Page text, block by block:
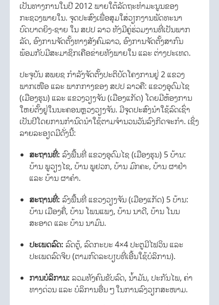
ເປັນທາງການໃນປີ 2012 ພາຍໃຕ້ລັດຖະທຳມະນູນຂອງ
ກະຊວງພາຍໃນ. ຈຸດປະສົງເພື່ອສຸມໃສ່ວຽກງານພັດທະນາ
ບົດບາດຍິງ-ຊາຍ ໃນ ສປປ ລາວ ທັງມີຄູ່ຮ່ວມງານທີ່ເປັນພາກ
ລັດ, ອົງການຈັດຕັ້ງທາງສັງຄົມລາວ, ອົງການຈັດຕັ້ງສາກົນ
ພ້ອມກັບມີສະມາຊິກເຄືອຂ່າຍທັງພາຍໃນ ແລະ ຕ່າງປະເທດ.
ປະຈຸບັນ ສພຍຊ ກຳລັງຈັດຕັ້ງປະຕິບັດໂຄງການຢູ່ 2 ແຂວງ
ພາກເໜືອ ແລະ ພາກກາງຂອງ ສປປ ລາວຄື: ແຂວງອຸດົມໄຊ
(ເມືອງຮຸນ) ແລະ ແຂວງວຽງຈັນ (ເມືອງແກັດ) ໂດຍມີຫ້ອງການ
ໃຫຍ່ຕັ້ງຢູ່ໃນນະຄອນຫຼວງວຽງຈັນ. ມີຈຸດປະສົງນຳໃຊ້ລົດເຊົ່າ
ເປັນປີໂດຍການກຳນົດນຳໃຊ້ຕາມຈຳນວນວັນລົງກິດຈະກຳ. ເຊິ່ງ
ລາຍລະອຽດມີດັ່ງນີ້:
ສະຖານທີ່: ລົງພື້ນທີ່ ແຂວງອຸດົມໄຊ (ເມືອງຮຸນ) 5 ບ້ານ:
ບ້ານ ພູວຽງໄຊ, ບ້ານ ພູຢວກ, ບ້ານ ມົກຄະ, ບ້ານ ຜາຢຳ
ແລະ ບ້ານ ຜາຄຳ.
ສະຖານທີ່: ລົງພື້ນທີ່ ແຂວງວຽງຈັນ (ເມືອງແກັດ) 5 ບ້ານ:
ບ້ານ ເມືອງຄື່, ບ້ານ ໂພນແພງ, ບ້ານ ນາດີ, ບ້ານ ໂນນ
ສະອາດ ແລະ ບ້ານ ນາມົນ.
ປະເພດລົດ: ລົດຕູ້, ລົດກະບະ 4×4 ປະຕູມີໄຟວິນ ແລະ
ປະເພດລົດຈິບ (ຕາມກົດລະບຽບທີ່ເອີ້ນໃຊ້ບໍລິການ).
ການບໍລິການ: ລວມທັງຄົນຂັບລົດ, ນ້ຳມັນ, ປະກັນໄພ, ຄ່າ
ທາງດ່ວນ ແລະ ບໍລິການອື່ນໆໃນການລົງວຽກສະໜາມ.